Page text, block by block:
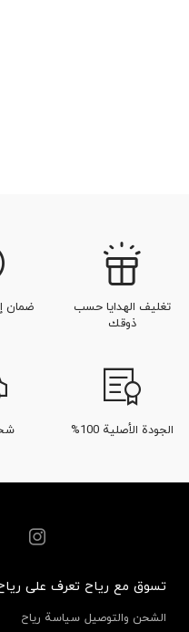
تغليف الهدايا حسب
ذوقك
الجودة الأصلية 100%
تسوق مع رياح
الشحن والتوصيل
تعرف على
سياسة رياح